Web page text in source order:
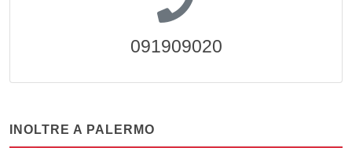
091909020
INOLTRE A PALERMO